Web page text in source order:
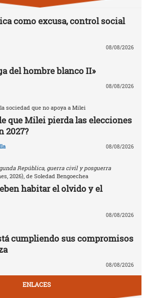
como excusa, control social
08/08/2026
del hombre blanco II»
08/08/2026
sociedad que no apoya a Milei
que Milei pierda las elecciones
2027?
08/08/2026
República, guerra civil y posguerra
2026), de Soledad Bengoechea
habitar el olvido y el
08/08/2026
cumpliendo sus compromisos
08/08/2026
ENLACES